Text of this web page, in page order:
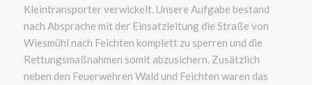
Kleintransporter verwickelt. Unsere Aufgabe bestand
nach Absprache mit der Einsatzleitung die Straße von
Wiesmühl nach Feichten komplett zu sperren und die
Rettungsmaßnahmen somit abzusichern. Zusätzlich
neben den Feuerwehren Wald und Feichten waren das